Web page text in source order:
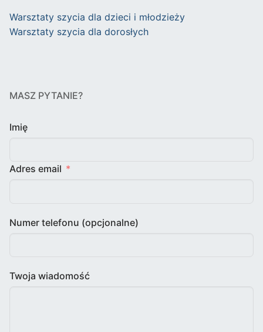
Warsztaty szycia dla dzieci i młodzieży
Warsztaty szycia dla dorosłych
MASZ PYTANIE?
Imię
Adres email
Numer telefonu (opcjonalne)
Twoja wiadomość